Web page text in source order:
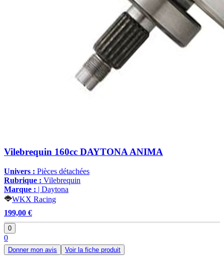
Vilebrequin 160cc DAYTONA ANIMA
Univers : Pièces détachées
Rubrique : Vilebrequin
Marque : | Daytona
WKX Racing
199,00 €
0
0
Donner mon avis Voir la fiche produit